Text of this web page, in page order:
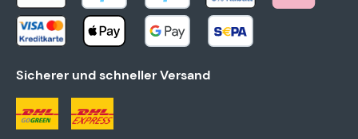
Sicherer und schneller Versand